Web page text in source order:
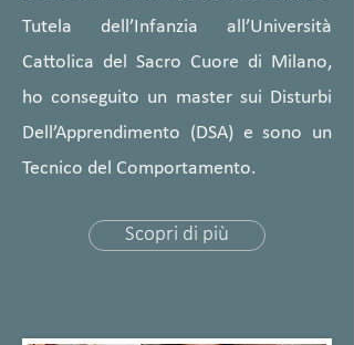
Tutela dell’Infanzia all’Università
Cattolica del Sacro Cuore di Milano,
ho conseguito un master sui Disturbi
Dell’Apprendimento (DSA) e sono un
Tecnico del Comportamento.
Scopri di più